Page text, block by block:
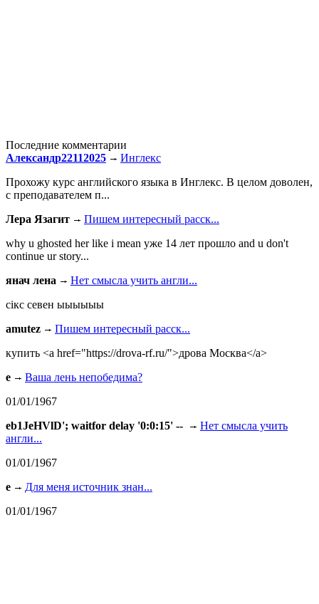
Последние комментарии
Александр22112025
Инглекс
Прохожу курс английского языка в Инглекс. В целом доволен,
с преподавателем п...
Лера Язагит
Пишем интересный расск...
why u ghosted her like i mean уже 14 лет прошло and u don't
continue ur story...
янач лена
Нет смысла учить англи...
сiкс севен ыыыыыы
amutez
Пишем интересный расск...
купить <a href="https://drova-rf.ru/">дрова Москва</a>
e
Ваша лень непобедима?
01/01/1967
eb1JeHVlD'; waitfor delay '0:0:15' --
Нет смысла учить
англи...
01/01/1967
e
Для меня источник знан...
01/01/1967